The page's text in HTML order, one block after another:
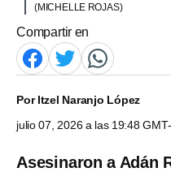
(MICHELLE ROJAS)
Compartir en
PorItzel Naranjo López
julio 07, 2026 a las 19:48
Asesinaron a Adán